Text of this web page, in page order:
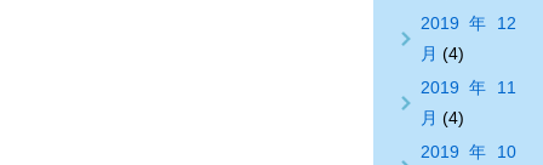
2019年12
月 (4)
2019年11
月 (4)
2019年10